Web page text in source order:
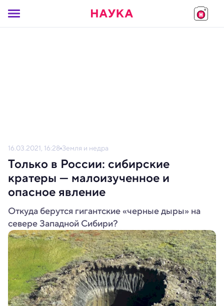
16.03.2021, 16:28 Земля и недра
Только в России: сибирские
кратеры — малоизученное и
опасное явление
Откуда берутся гигантские «черные дыры» на
севере Западной Сибири?